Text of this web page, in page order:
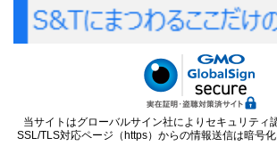
当サイトはグローバルサイン社によりセキュリティ
SSL/TLS対応ページ（https）からの情報送信は暗号化